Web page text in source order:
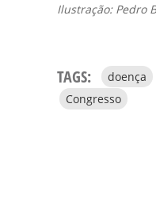
Ilustração: Pedro
TAGS: doença
Congresso